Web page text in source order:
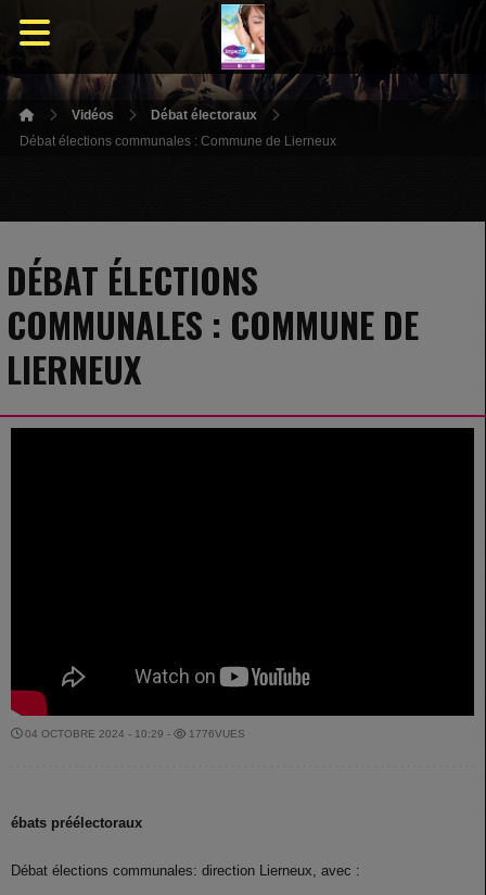
Vidéos
Débat électoraux
Débat élections communales : Commune de Lierneux
DÉBAT ÉLECTIONS
COMMUNALES : COMMUNE DE
LIERNEUX
04 OCTOBRE 2024 - 10:29 - 1776VUES
ébats préélectoraux
Débat élections communales: direction Lierneux, avec :